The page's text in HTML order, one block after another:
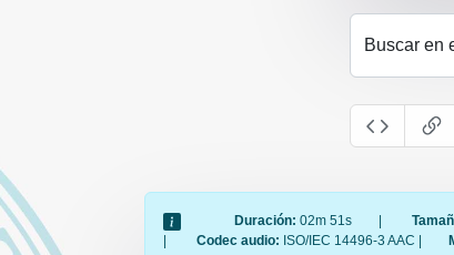
Buscar en
Duración: 02m 51s |
|
Codec audio: ISO/IEC 14496-3 AAC |